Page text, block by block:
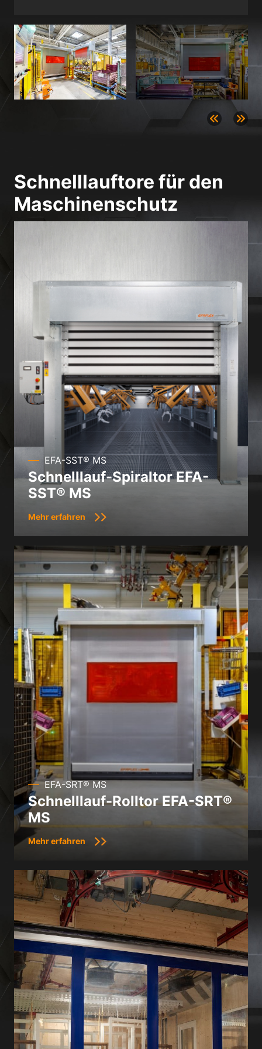
Schnelllauftore für den
Maschinenschutz
EFA-SST® MS
Schnelllauf-Spiraltor EFA-
SST® MS
Mehr erfahren
EFA-SRT® MS
Schnelllauf-Rolltor EFA-SRT®
MS
Mehr erfahren